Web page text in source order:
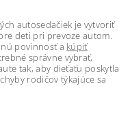
autosedačiek je vytvoriť
deti pri prevoze autom.
povinnosť a kúpiť
správne vybrať,
tak, aby dieťaťu poskytla
rodičov týkajúce sa